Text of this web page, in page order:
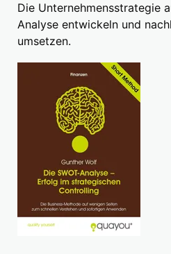
Die Unternehmensstrategie
Analyse entwickeln und
umsetzen.